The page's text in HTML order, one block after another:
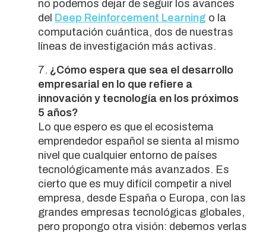
no podemos dejar de seguir los avances
del Deep Reinforcement Learning o la
computación cuántica, dos de nuestras
líneas de investigación más activas.
¿Cómo espera que sea el desarrollo
empresarial en lo que refiere a
innovación y tecnología en los próximos
5 años?
Lo que espero es que el ecosistema
emprendedor español se sienta al mismo
nivel que cualquier entorno de países
tecnológicamente más avanzados. Es
cierto que es muy difícil competir a nivel
empresa, desde España o Europa, con las
grandes empresas tecnológicas globales,
pero propongo otra visión: debemos verlas